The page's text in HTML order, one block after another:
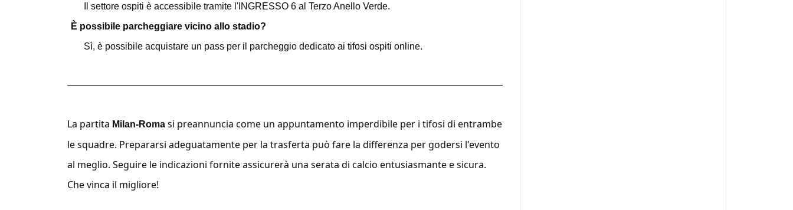
Il settore ospiti è accessibile tramite l'INGRESSO 6 al Terzo Anello Verde.
È possibile parcheggiare vicino allo stadio?
Sì, è possibile acquistare un pass per il parcheggio dedicato ai tifosi ospiti online.
La partita Milan-Romasi preannuncia come un appuntamento imperdibile per i tifosi di entrambe
le squadre. Prepararsi adeguatamente per la trasferta può fare la differenza per godersi l'evento
al meglio. Seguire le indicazioni fornite assicurerà una serata di calcio entusiasmante e sicura.
Che vinca il migliore!